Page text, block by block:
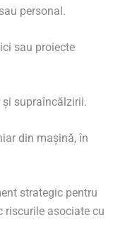
personal.
sau proiecte
supraîncălzirii.
din mașină, în
strategic pentru
riscurile asociate cu